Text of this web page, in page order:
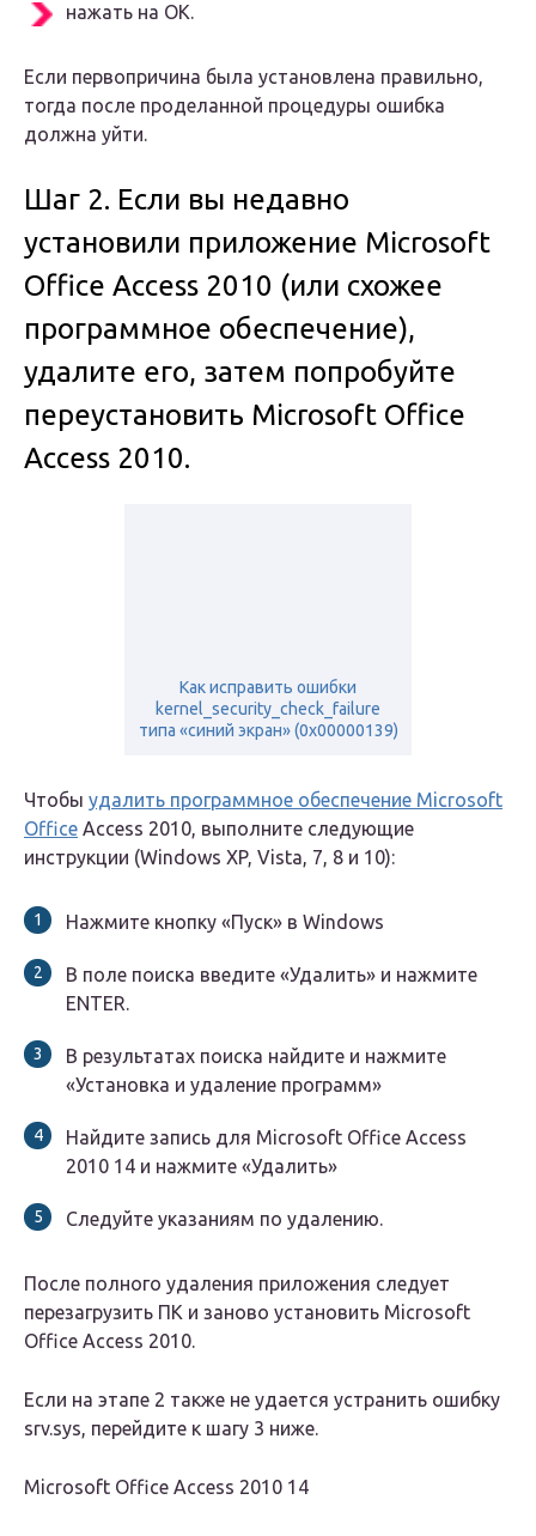
нажать на ОК.
Если первопричина была установлена правильно,
тогда после проделанной процедуры ошибка
должна уйти.
Шаг 2. Если вы недавно
установили приложение Microsoft
Office Access 2010 (или схожее
программное обеспечение),
удалите его, затем попробуйте
переустановить Microsoft Office
Access 2010.
Как исправить ошибки
kernel_security_check_failure
типа «синий экран» (0x00000139)
Чтобы удалить программное обеспечение Microsoft
Office Access 2010, выполните следующие
инструкции (Windows XP, Vista, 7, 8 и 10):
Нажмите кнопку «Пуск» в Windows
В поле поиска введите «Удалить» и нажмите
ENTER.
В результатах поиска найдите и нажмите
«Установка и удаление программ»
Найдите запись для Microsoft Office Access
2010 14 и нажмите «Удалить»
Следуйте указаниям по удалению.
После полного удаления приложения следует
перезагрузить ПК и заново установить Microsoft
Office Access 2010.
Если на этапе 2 также не удается устранить ошибку
srv.sys, перейдите к шагу 3 ниже.
Microsoft Office Access 2010 14